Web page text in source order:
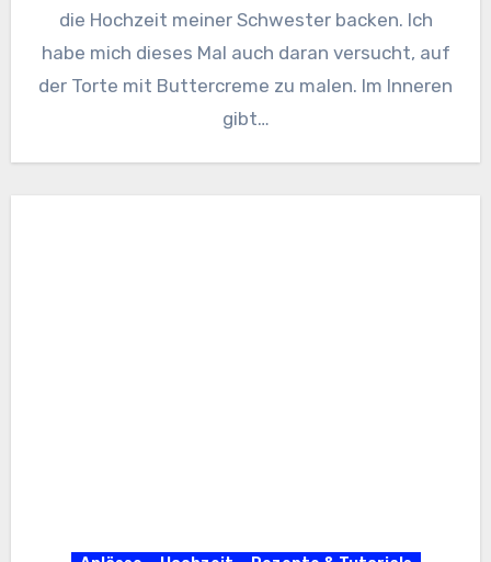
die Hochzeit meiner Schwester backen. Ich
habe mich dieses Mal auch daran versucht, auf
der Torte mit Buttercreme zu malen. Im Inneren
gibt…